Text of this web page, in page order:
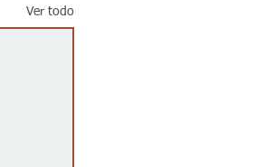
Ver todo